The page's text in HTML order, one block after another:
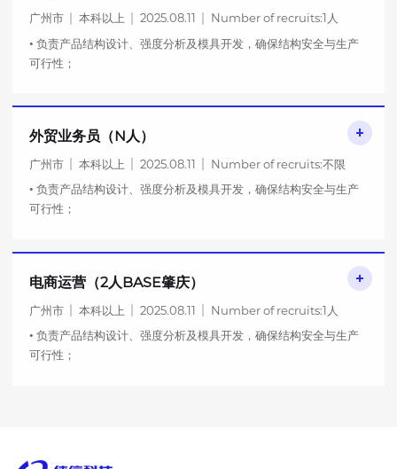
广州市 本科以上 2025.08.11 Number of recruits:1人
• 负责产品结构设计、强度分析及模具开发，确保结构安全与生产
可行性；
外贸业务员（N人）
广州市 本科以上 2025.08.11 Number of recruits:不限
• 负责产品结构设计、强度分析及模具开发，确保结构安全与生产
可行性；
电商运营（2人BASE肇庆）
广州市 本科以上 2025.08.11 Number of recruits:1人
• 负责产品结构设计、强度分析及模具开发，确保结构安全与生产
可行性；